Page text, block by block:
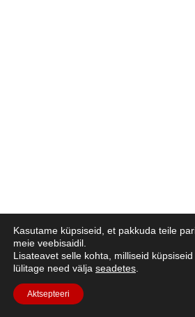
Kasutame küpsiseid, et pakkuda teile
meie veebisaidil.
Lisateavet selle kohta, milliseid
lülitage need välja seadetes
Aktsepteeri